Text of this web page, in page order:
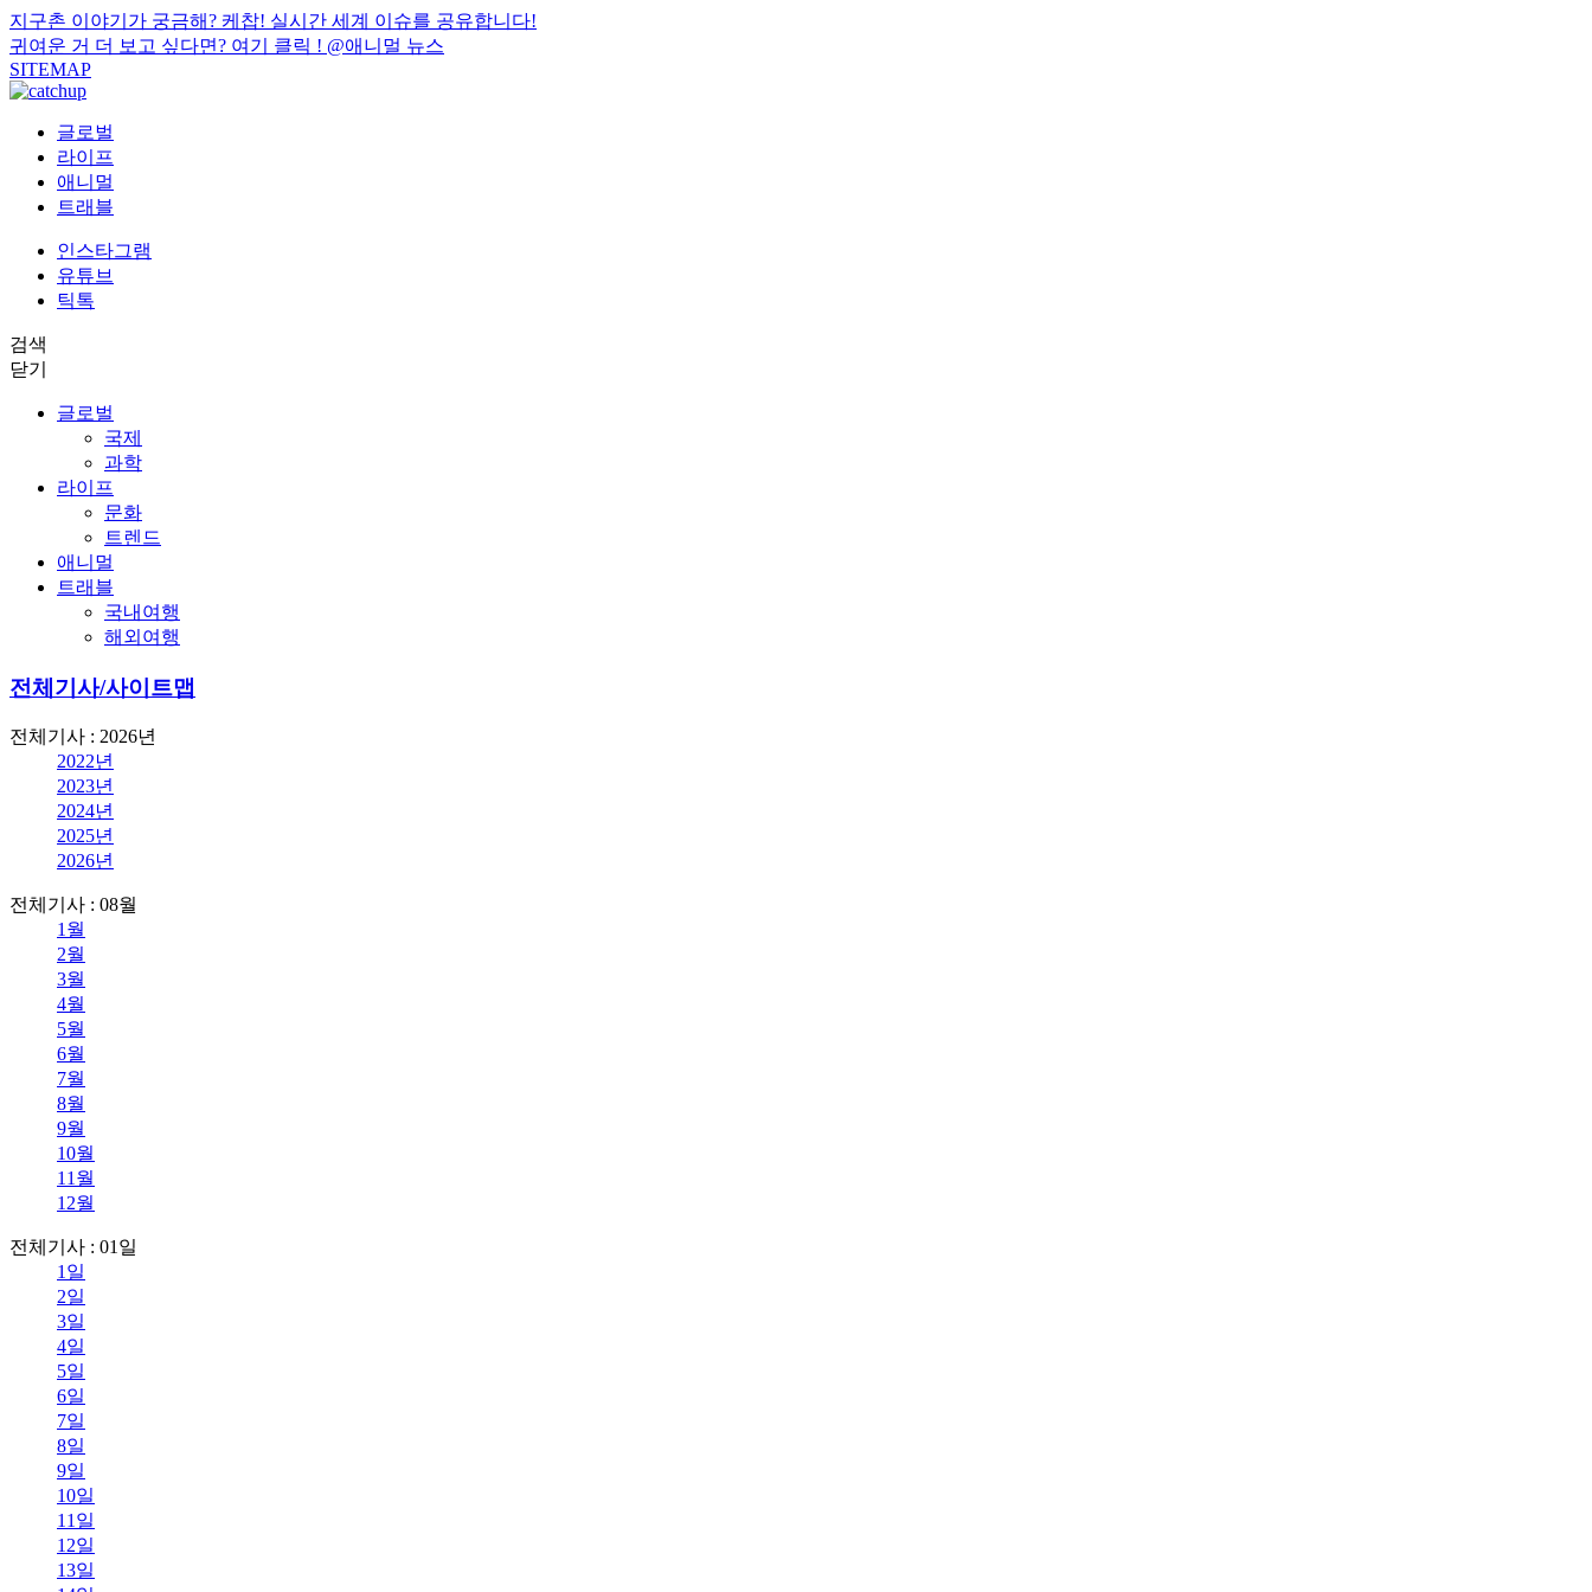
지구촌 이야기가 궁금해? 케찹! 실시간 세계 이슈를 공유합니다!
귀여운 거 더 보고 싶다면? 여기 클릭 ! @애니멀 뉴스
SITEMAP
글로벌
라이프
애니멀
트래블
인스타그램
유튜브
틱톡
검색
닫기
글로벌
국제
과학
라이프
문화
트렌드
애니멀
트래블
국내여행
해외여행
전체기사/사이트맵
전체기사 : 2026년
2022년
2023년
2024년
2025년
2026년
전체기사 : 08월
1월
2월
3월
4월
5월
6월
7월
8월
9월
10월
11월
12월
전체기사 : 01일
1일
2일
3일
4일
5일
6일
7일
8일
9일
10일
11일
12일
13일